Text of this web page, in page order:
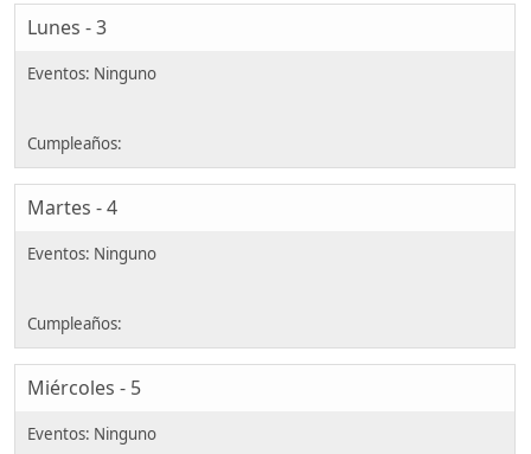
Lunes - 3
Martes - 4
Miércoles - 5